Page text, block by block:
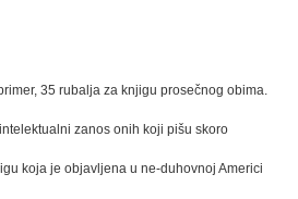
35 rubalja za knjigu prosečnog obima.
zanos onih koji pišu skoro
koja je objavljena u ne-duhovnoj Americi